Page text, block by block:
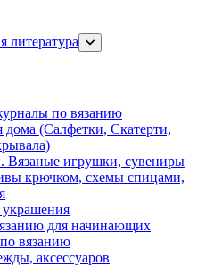
литература
по вязанию
дома (Салфетки, Скатерти,
Вязаные игрушки, сувениры
крючком, схемы спицами,
для начинающих
вязанию
аксессуаров